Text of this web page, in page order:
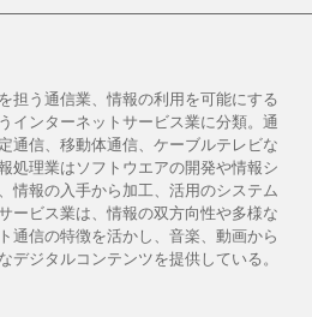
担う通信業、情報の利用を可能にする
インターネットサービス業に分類。通
通信、移動体通信、ケーブルテレビな
処理業はソフトウエアの開発や情報シ
情報の入手から加工、活用のシステム
ービス業は、情報の双方向性や多様な
通信の特徴を活かし、音楽、動画から
デジタルコンテンツを提供している。